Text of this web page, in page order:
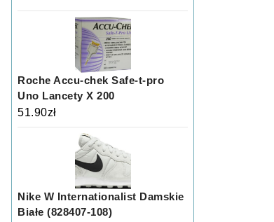
Roche Accu-chek Safe-t-pro
Uno Lancety X 200
51.90zł
Nike W Internationalist Damskie
Białe (828407-108)